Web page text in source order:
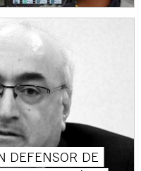
DEFENSOR DE